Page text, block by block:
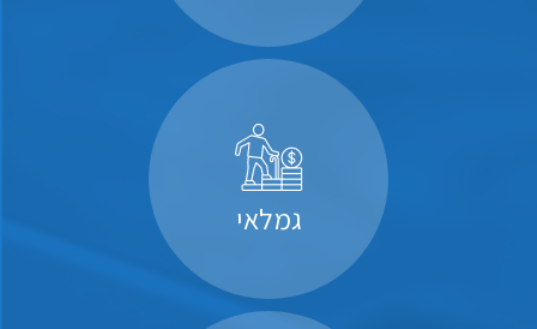
גמלאי